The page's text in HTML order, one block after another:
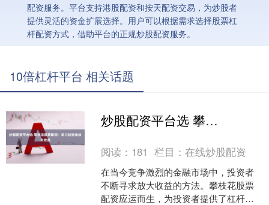
配资服务。平台支持港股配资和按天配资交易，为炒股者
提供灵活的资金扩展选择。用户可以根据需求选择股票杠
杆配资方式，借助平台的正规炒股配资服务。
10倍杠杆平台 相关话题
炒股配资平台选 攀枝花股票配资：助力投资者放大收益
阅读： 181 栏目：在线炒股配资
在当今竞争激烈的金融市场中，投资者
不断寻求放大收益的方法。攀枝花股票
配资应运而生，为投资者提供了杠杆作